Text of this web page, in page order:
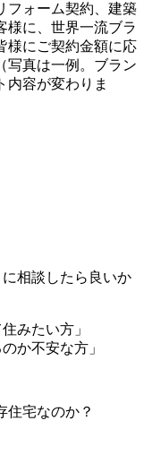
フォーム契約、建築
様に、世界一流ブラ
様にご契約金額に応
写真は一例。ブラン
内容が変わりま
相談したら良いか
みたい方」
か不安な方」
住宅なのか？